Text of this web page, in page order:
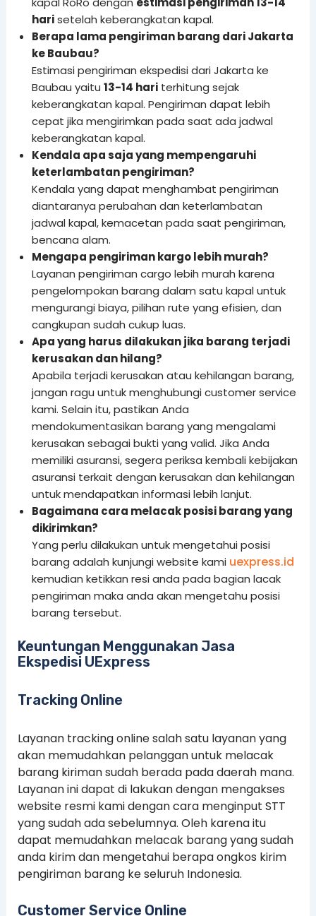
harisetelah keberangkatan kapal.
Berapa lama pengiriman barang dari Jakarta
ke Baubau?
Estimasi pengiriman ekspedisi dari Jakarta ke
Baubau yaitu 13-14 hariterhitung sejak
keberangkatan kapal. Pengiriman dapat lebih
cepat jika mengirimkan pada saat ada jadwal
keberangkatan kapal.
Kendala apa saja yang mempengaruhi
keterlambatan pengiriman?
Kendala yang dapat menghambat pengiriman
diantaranya perubahan dan keterlambatan
jadwal kapal, kemacetan pada saat pengiriman,
bencana alam.
Mengapa pengiriman kargo lebih murah?
Layanan pengiriman cargo lebih murah karena
pengelompokan barang dalam satu kapal untuk
mengurangi biaya, pilihan rute yang efisien, dan
cangkupan sudah cukup luas.
Apa yang harus dilakukan jika barang terjadi
kerusakan dan hilang?
Apabila terjadi kerusakan atau kehilangan barang,
jangan ragu untuk menghubungi customer service
kami. Selain itu, pastikan Anda
mendokumentasikan barang yang mengalami
kerusakan sebagai bukti yang valid. Jika Anda
memiliki asuransi, segera periksa kembali kebijakan
asuransi terkait dengan kerusakan dan kehilangan
untuk mendapatkan informasi lebih lanjut.
Bagaimana cara melacak posisi barang yang
dikirimkan?
Yang perlu dilakukan untuk mengetahui posisi
barang adalah kunjungi website kami uexpress.id
kemudian ketikkan resi anda pada bagian lacak
pengiriman maka anda akan mengetahu posisi
barang tersebut.
Keuntungan Menggunakan Jasa
Ekspedisi UExpress
Tracking Online
Layanan tracking online salah satu layanan yang
akan memudahkan pelanggan untuk melacak
barang kiriman sudah berada pada daerah mana.
Layanan ini dapat di lakukan dengan mengakses
website resmi kami dengan cara menginput STT
yang sudah ada sebelumnya. Oleh karena itu
dapat memudahkan melacak barang yang sudah
anda kirim dan mengetahui berapa ongkos kirim
pengiriman barang ke seluruh Indonesia.
Customer Service Online